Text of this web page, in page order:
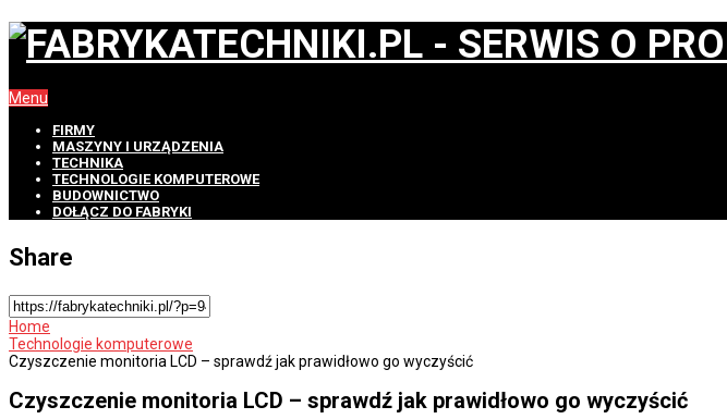
Menu
FIRMY
MASZYNY I URZĄDZENIA
TECHNIKA
TECHNOLOGIE KOMPUTEROWE
BUDOWNICTWO
DOŁĄCZ DO FABRYKI
Share
Home
Technologie komputerowe
Czyszczenie monitoria LCD – sprawdź jak prawidłowo go wyczyścić
Czyszczenie monitoria LCD – sprawdź jak prawidłowo go wyczyścić